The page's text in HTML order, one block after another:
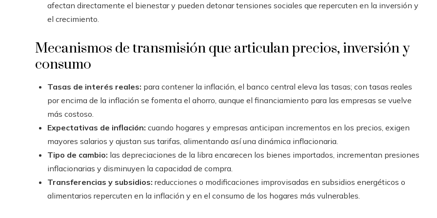
afectan directamente el bienestar y pueden detonar tensiones sociales que repercuten en la inversión y
el crecimiento.
Mecanismos de transmisión que articulan precios, inversión y
consumo
Tasas de interés reales: para contener la inflación, el banco central eleva las tasas; con tasas reales
por encima de la inflación se fomenta el ahorro, aunque el financiamiento para las empresas se vuelve
más costoso.
Expectativas de inflación: cuando hogares y empresas anticipan incrementos en los precios, exigen
mayores salarios y ajustan sus tarifas, alimentando así una dinámica inflacionaria.
Tipo de cambio: las depreciaciones de la libra encarecen los bienes importados, incrementan presiones
inflacionarias y disminuyen la capacidad de compra.
Transferencias y subsidios: reducciones o modificaciones improvisadas en subsidios energéticos o
alimentarios repercuten en la inflación y en el consumo de los hogares más vulnerables.